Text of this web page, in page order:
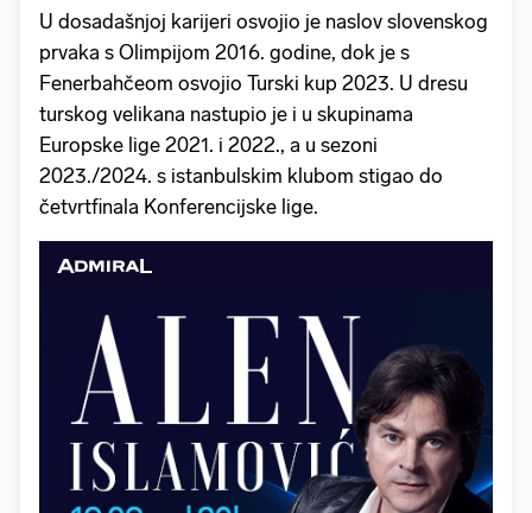
U dosadašnjoj karijeri osvojio je naslov slovenskog
prvaka s Olimpijom 2016. godine, dok je s
Fenerbahčeom osvojio Turski kup 2023. U dresu
turskog velikana nastupio je i u skupinama
Europske lige 2021. i 2022., a u sezoni
2023./2024. s istanbulskim klubom stigao do
četvrtfinala Konferencijske lige.